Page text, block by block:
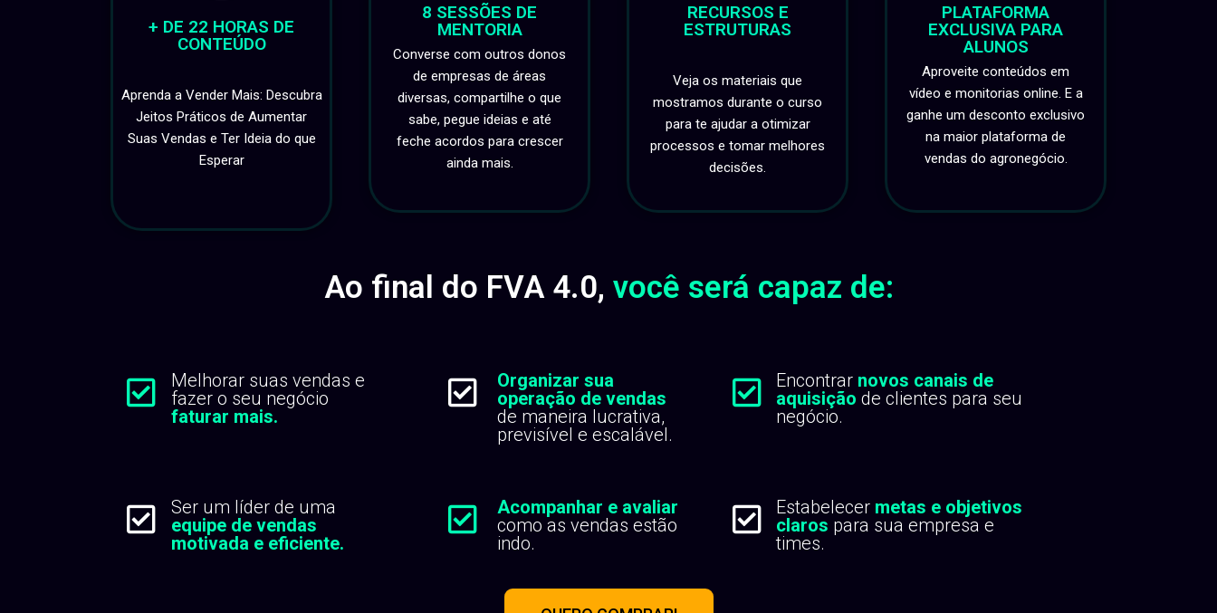
+ DE 22 HORAS DE
CONTEÚDO
Aprenda a Vender Mais: Descubra
Jeitos Práticos de Aumentar
Suas Vendas e Ter Ideia do que
Esperar
8 SESSÕES DE
MENTORIA
Converse com outros donos
de empresas de áreas
diversas, compartilhe o que
sabe, pegue ideias e até
feche acordos para crescer
ainda mais.
RECURSOS E
ESTRUTURAS
Veja os materiais que
mostramos durante o curso
para te ajudar a otimizar
processos e tomar melhores
decisões.
PLATAFORMA
EXCLUSIVA PARA
ALUNOS
Aproveite conteúdos em
vídeo e monitorias online. E a
ganhe um desconto exclusivo
na maior plataforma de
vendas do agronegócio.
Ao final do FVA 4.0, você será capaz de:
Melhorar suas vendas e
fazer o seu negócio
faturar mais.
Organizar sua
operação de vendas
de maneira lucrativa,
previsível e escalável.
Encontrar novos canais de
aquisição de clientes para seu
negócio.
Ser um líder de uma
equipe de vendas
motivada e eficiente.
Acompanhar e avaliar
como as vendas estão
indo.
Estabelecer metas e objetivos
claros para sua empresa e
times.